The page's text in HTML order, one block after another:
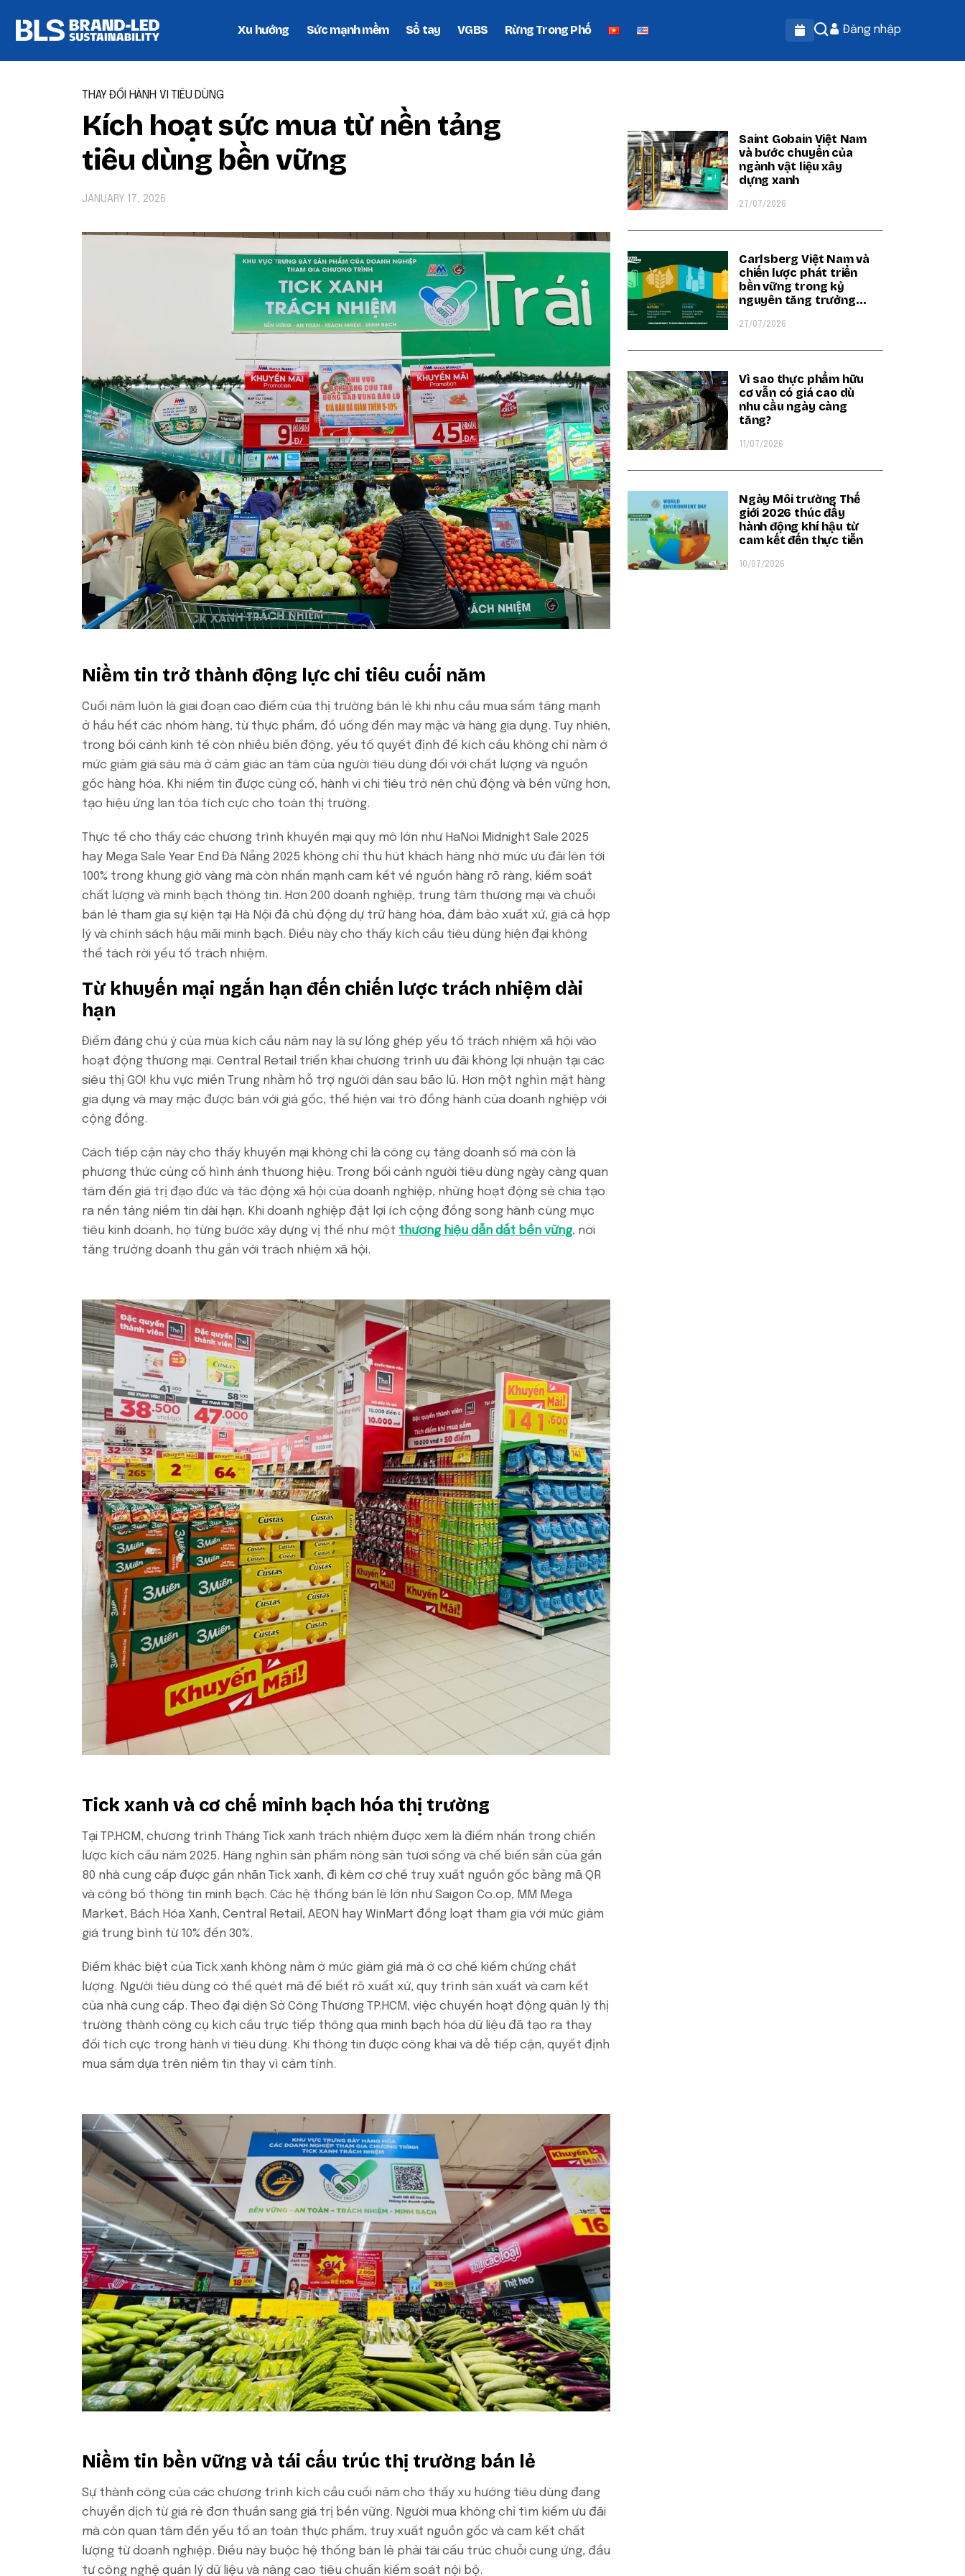
Xu hướng Sức mạnh mềm Sổ tay VGBS Rừng Trong Phố Đăng nhập
THAY ĐỔI HÀNH VI TIÊU DÙNG
Kích hoạt sức mua từ nền tảng
tiêu dùng bền vững
JANUARY 17, 2026
Niềm tin trở thành động lực chi tiêu cuối năm
Cuối năm luôn là giai đoạn cao điểm của thị trường bán lẻ khi nhu cầu mua sắm tăng mạnh
ở hầu hết các nhóm hàng, từ thực phẩm, đồ uống đến may mặc và hàng gia dụng. Tuy nhiên,
trong bối cảnh kinh tế còn nhiều biến động, yếu tố quyết định để kích cầu không chỉ nằm ở
mức giảm giá sâu mà ở cảm giác an tâm của người tiêu dùng đối với chất lượng và nguồn
gốc hàng hóa. Khi niềm tin được củng cố, hành vi chi tiêu trở nên chủ động và bền vững hơn,
tạo hiệu ứng lan tỏa tích cực cho toàn thị trường.
Thực tế cho thấy các chương trình khuyến mại quy mô lớn như HaNoi Midnight Sale 2025
hay Mega Sale Year End Đà Nẵng 2025 không chỉ thu hút khách hàng nhờ mức ưu đãi lên tới
100% trong khung giờ vàng mà còn nhấn mạnh cam kết về nguồn hàng rõ ràng, kiểm soát
chất lượng và minh bạch thông tin. Hơn 200 doanh nghiệp, trung tâm thương mại và chuỗi
bán lẻ tham gia sự kiện tại Hà Nội đã chủ động dự trữ hàng hóa, đảm bảo xuất xứ, giá cả hợp
lý và chính sách hậu mãi minh bạch. Điều này cho thấy kích cầu tiêu dùng hiện đại không
thể tách rời yếu tố trách nhiệm.
Từ khuyến mại ngắn hạn đến chiến lược trách nhiệm dài
hạn
Điểm đáng chú ý của mùa kích cầu năm nay là sự lồng ghép yếu tố trách nhiệm xã hội vào
hoạt động thương mại. Central Retail triển khai chương trình ưu đãi không lợi nhuận tại các
siêu thị GO! khu vực miền Trung nhằm hỗ trợ người dân sau bão lũ. Hơn một nghìn mặt hàng
gia dụng và may mặc được bán với giá gốc, thể hiện vai trò đồng hành của doanh nghiệp với
cộng đồng.
Cách tiếp cận này cho thấy khuyến mại không chỉ là công cụ tăng doanh số mà còn là
phương thức củng cố hình ảnh thương hiệu. Trong bối cảnh người tiêu dùng ngày càng quan
tâm đến giá trị đạo đức và tác động xã hội của doanh nghiệp, những hoạt động sẻ chia tạo
ra nền tảng niềm tin dài hạn. Khi doanh nghiệp đặt lợi ích cộng đồng song hành cùng mục
tiêu kinh doanh, họ từng bước xây dựng vị thế như một thương hiệu dẫn dắt bền vững, nơi
tăng trưởng doanh thu gắn với trách nhiệm xã hội.
Tick xanh và cơ chế minh bạch hóa thị trường
Tại TP.HCM, chương trình Tháng Tick xanh trách nhiệm được xem là điểm nhấn trong chiến
lược kích cầu năm 2025. Hàng nghìn sản phẩm nông sản tươi sống và chế biến sẵn của gần
80 nhà cung cấp được gắn nhãn Tick xanh, đi kèm cơ chế truy xuất nguồn gốc bằng mã QR
và công bố thông tin minh bạch. Các hệ thống bán lẻ lớn như Saigon Co.op, MM Mega
Market, Bách Hóa Xanh, Central Retail, AEON hay WinMart đồng loạt tham gia với mức giảm
giá trung bình từ 10% đến 30%.
Điểm khác biệt của Tick xanh không nằm ở mức giảm giá mà ở cơ chế kiểm chứng chất
lượng. Người tiêu dùng có thể quét mã để biết rõ xuất xứ, quy trình sản xuất và cam kết
của nhà cung cấp. Theo đại diện Sở Công Thương TP.HCM, việc chuyển hoạt động quản lý thị
trường thành công cụ kích cầu trực tiếp thông qua minh bạch hóa dữ liệu đã tạo ra thay
đổi tích cực trong hành vi tiêu dùng. Khi thông tin được công khai và dễ tiếp cận, quyết định
mua sắm dựa trên niềm tin thay vì cảm tính.
Niềm tin bền vững và tái cấu trúc thị trường bán lẻ
Sự thành công của các chương trình kích cầu cuối năm cho thấy xu hướng tiêu dùng đang
chuyển dịch từ giá rẻ đơn thuần sang giá trị bền vững. Người mua không chỉ tìm kiếm ưu đãi
mà còn quan tâm đến yếu tố an toàn thực phẩm, truy xuất nguồn gốc và cam kết chất
lượng từ doanh nghiệp. Điều này buộc hệ thống bán lẻ phải tái cấu trúc chuỗi cung ứng, đầu
tư công nghệ quản lý dữ liệu và nâng cao tiêu chuẩn kiểm soát nội bộ.
Saint Gobain Việt Nam
và bước chuyển của
ngành vật liệu xây
dựng xanh
27/07/2026
Carlsberg Việt Nam và
chiến lược phát triển
bền vững trong kỷ
nguyên tăng trưởng
27/07/2026
Vì sao thực phẩm hữu
cơ vẫn có giá cao dù
nhu cầu ngày càng
tăng?
11/07/2026
Ngày Môi trường Thế
giới 2026 thúc đẩy
hành động khí hậu từ
cam kết đến thực tiễn
10/07/2026